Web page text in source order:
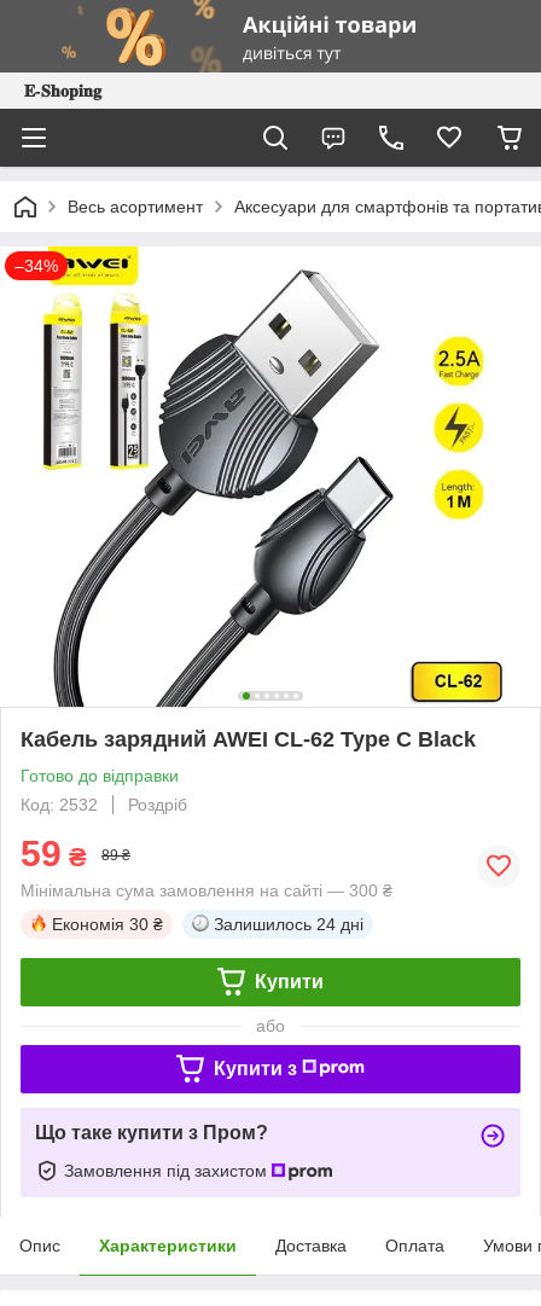
𝐄-𝐒𝐡𝐨𝐩𝐢𝐧𝐠
Весь асортимент Аксесуари для смартфонів та
–34%
Кабель зарядний AWEI CL-62 Type C Black
Готово до відправки
Код: 2532
Роздріб
59 ₴ 89 ₴
Мінімальна сума замовлення на сайті — 300 ₴
Економія 30 ₴ Залишилось 24 дні
Купити
або
Купити з
Що таке купити з Пром?
Замовлення під захистом
Опис Характеристики Доставка Оплата Умови